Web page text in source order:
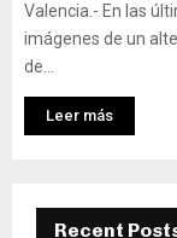
Valencia.- En las
imágenes de un
de...
Leer más
Recent